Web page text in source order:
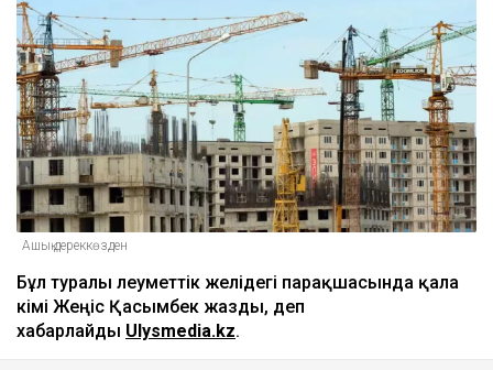
Ашық дереккөзден
Бұл туралы әлеуметтік желідегі парақшасында қала
әкімі Жеңіс Қасымбек жазды, деп
хабарлайды Ulysmedia.kz.